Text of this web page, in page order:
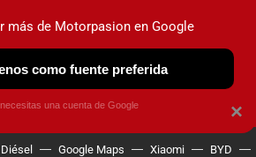
ELÉCTRICOS OBSERVATORIO
Diésel Google Maps Xiaomi BYD
×
más de Motorpasion en Google
como fuente preferida
una cuenta de Google